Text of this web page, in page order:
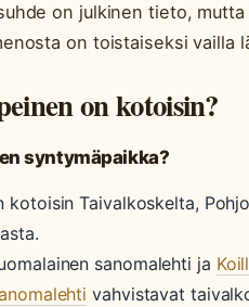
on julkinen tieto,
on toistaiseksi vailla
on kotoisin?
syntymäpaikka?
kotoisin Taivalkoskelta,
sanomalehti ja
vahvistavat